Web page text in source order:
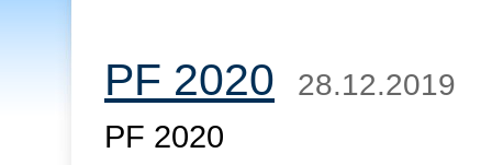
PF 2020 28.12.2019
PF 2020